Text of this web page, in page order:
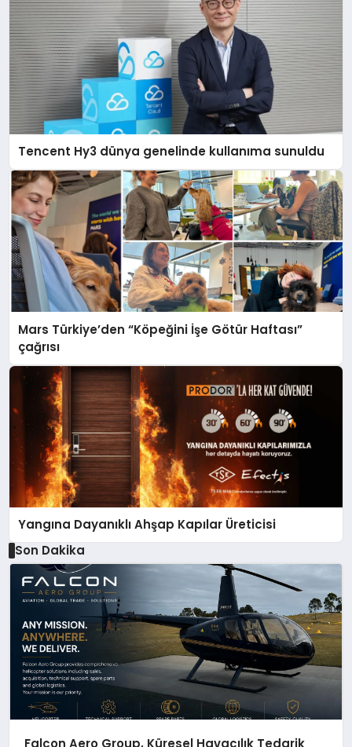
Tencent Hy3 dünya genelinde kullanıma sunuldu
Mars Türkiye’den “Köpeğini İşe Götür Haftası”
çağrısı
Yangına Dayanıklı Ahşap Kapılar Üreticisi
Son Dakika
Falcon Aero Group, Küresel Havacılık Tedarik